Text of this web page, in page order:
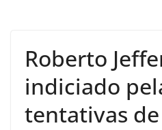
Roberto
indiciado
tentativas